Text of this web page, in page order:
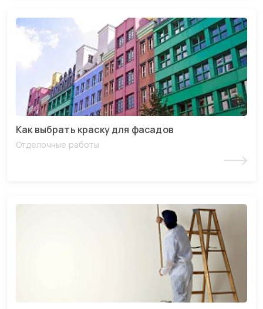
Как выбрать краску для фасадов
Отделочные работы